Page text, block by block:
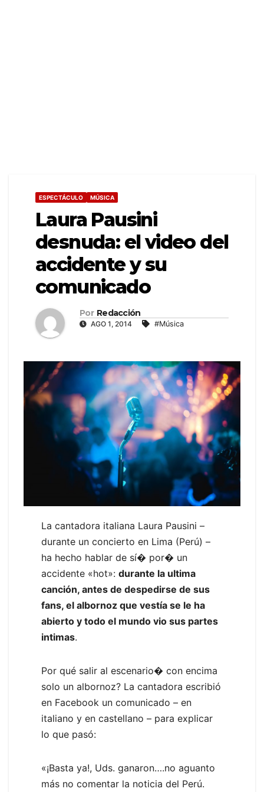
ESPECTÁCULO MÚSICA
Laura Pausini
desnuda: el video del
accidente y su
comunicado
Por Redacción
AGO 1, 2014 #Música
La cantadora italiana Laura Pausini –
durante un concierto en Lima (Perú) –
ha hecho hablar de sí� por� un
accidente «hot»: durante la ultima
canción, antes de despedirse de sus
fans, el albornoz que vestía se le ha
abierto y todo el mundo vio sus partes
intimas.
Por qué salir al escenario� con encima
solo un albornoz? La cantadora escribió
en Facebook un comunicado – en
italiano y en castellano – para explicar
lo que pasó:
«¡Basta ya!, Uds. ganaron….no aguanto
más no comentar la noticia del Perú.